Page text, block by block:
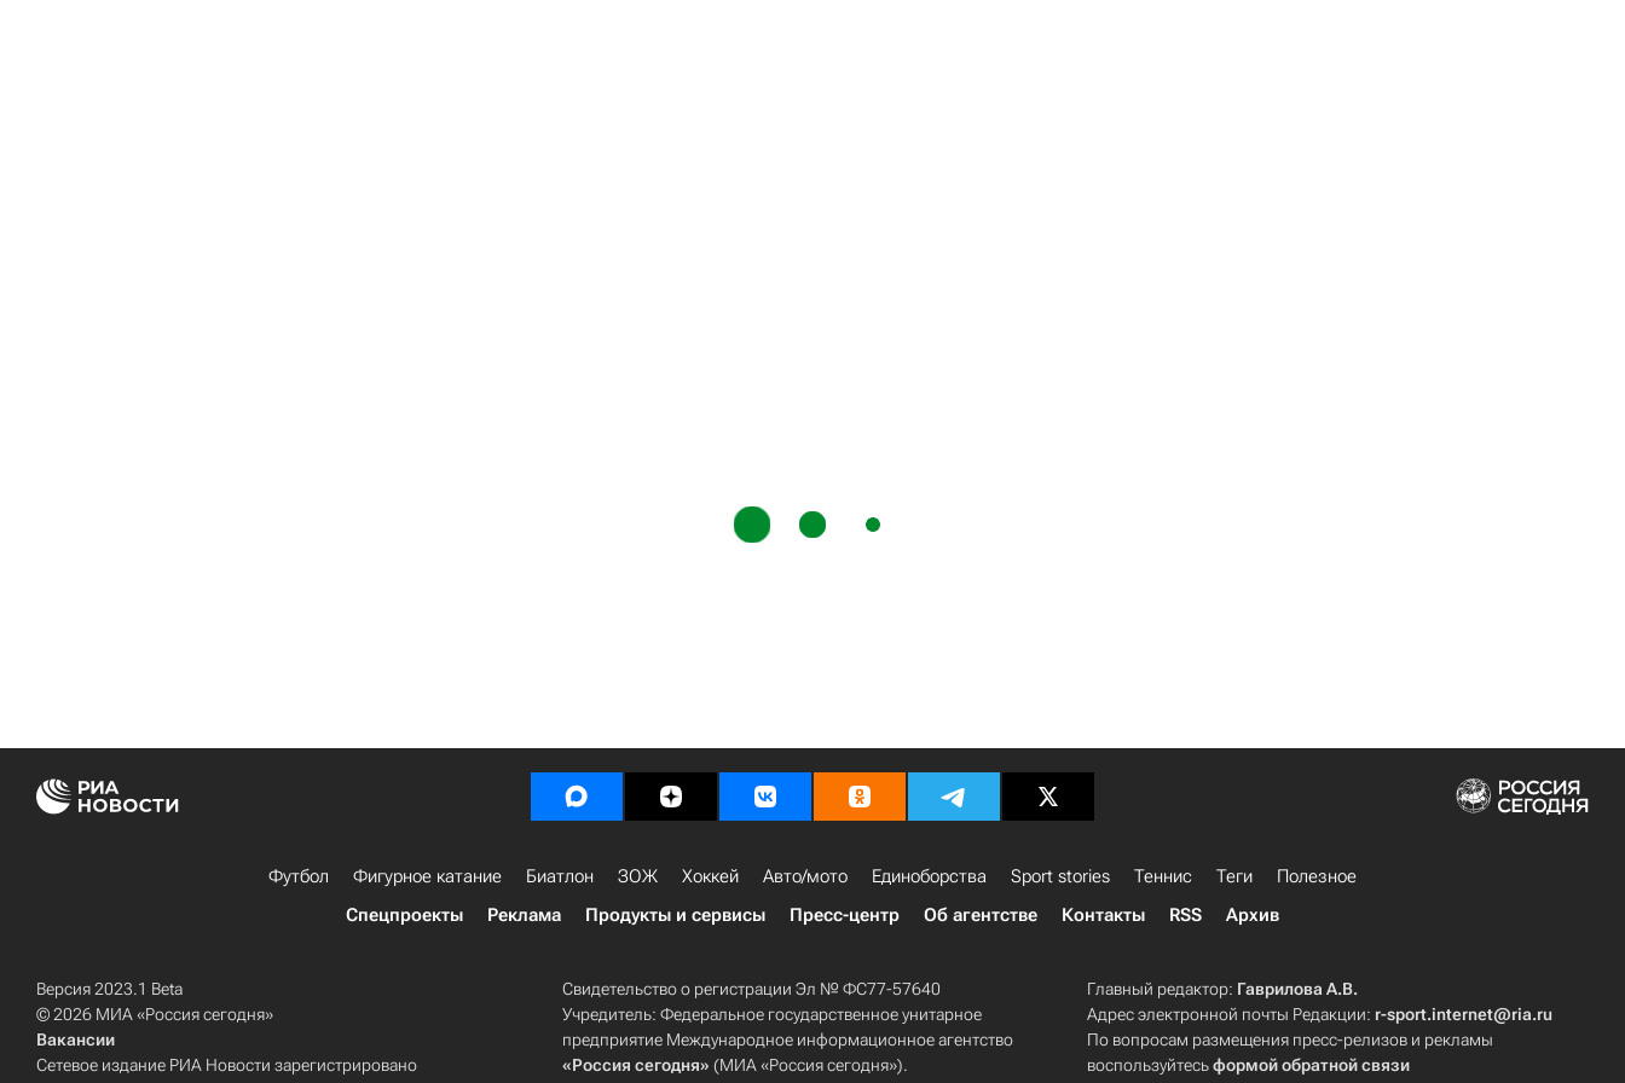
Футбол Фигурное катание Биатлон ЗОЖ Хоккей Авто/мото Единоборства Sport stories Теннис Теги
Полезное
Спецпроекты
Реклама Продукты и сервисы Пресс-центр Об агентстве Контакты RSS Архив
Версия 2023.1 Beta
© 2026 МИА «Россия сегодня»
Вакансии
Сетевое издание РИА Новости зарегистрировано
Свидетельство о регистрации Эл № ФС77-57640
Учредитель: Федеральное государственное унитарное
предприятие Международное информационное агентство
«Россия сегодня» (МИА «Россия сегодня»).
Главный редактор: Гаврилова А.В.
Адрес электронной почты Редакции: r-sport.internet@ria.ru
По вопросам размещения пресс-релизов и рекламы
воспользуйтесьформой обратной связи